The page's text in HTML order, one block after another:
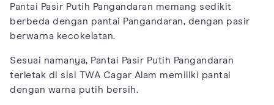
Pantai Pasir Putih Pangandaran memang sedikit
berbeda dengan pantai Pangandaran, dengan pasir
berwarna kecokelatan.
Sesuai namanya, Pantai Pasir Putih Pangandaran
terletak di sisi TWA Cagar Alam memiliki pantai
dengan warna putih bersih.